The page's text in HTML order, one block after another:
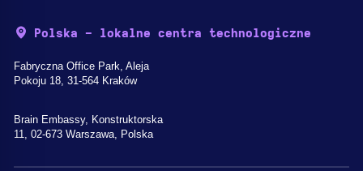
Polska - lokalne centra technologiczne
Fabryczna Office Park, Aleja
Pokoju 18, 31-564 Kraków
Brain Embassy, Konstruktorska
11, 02-673 Warszawa, Polska